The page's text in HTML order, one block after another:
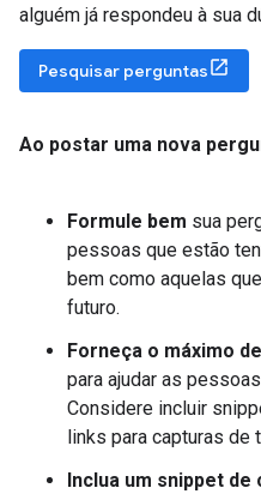
alguém já respondeu à sua
Pesquisar perguntas
Ao postar uma nova
Formule bem sua
pessoas que estão
bem como aquelas
futuro.
Forneça o máximo
para ajudar as
Considere incluir
links para capturas de
Inclua um snippet